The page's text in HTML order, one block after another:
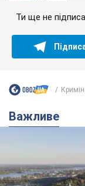
Ти ще не
Важливе